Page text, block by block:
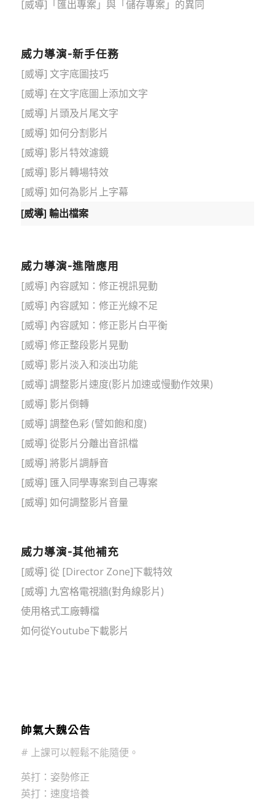
[威導]「匯出專案」與「儲存專案」的異同
威力導演-新手任務
[威導] 文字底圖技巧
[威導] 在文字底圖上添加文字
[威導] 片頭及片尾文字
[威導] 如何分割影片
[威導] 影片特效濾鏡
[威導] 影片轉場特效
[威導] 如何為影片上字幕
[威導] 輸出檔案
威力導演-進階應用
[威導] 內容感知：修正視訊晃動
[威導] 內容感知：修正光線不足
[威導] 內容感知：修正影片白平衡
[威導] 修正整段影片晃動
[威導] 影片淡入和淡出功能
[威導] 調整影片速度(影片加速或慢動作效果)
[威導] 影片倒轉
[威導] 調整色彩 (譬如飽和度)
[威導] 從影片分離出音訊檔
[威導] 將影片調靜音
[威導] 匯入同學專案到自己專案
[威導] 如何調整影片音量
威力導演-其他補充
[威導] 從 [Director Zone]下載特效
[威導] 九宮格電視牆(對角線影片)
使用格式工廠轉檔
如何從Youtube下載影片
帥氣大魏公告
# 上課可以輕鬆不能隨便。
英打：姿勢修正
英打：速度培養